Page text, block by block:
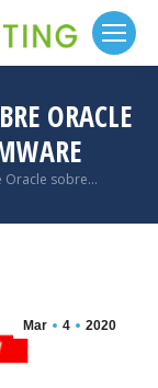
ORACLE
Oracle sobre…
Mar 4 2020